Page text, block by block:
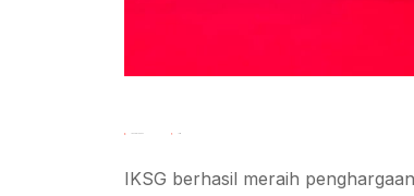
IKSG berhasil meraih